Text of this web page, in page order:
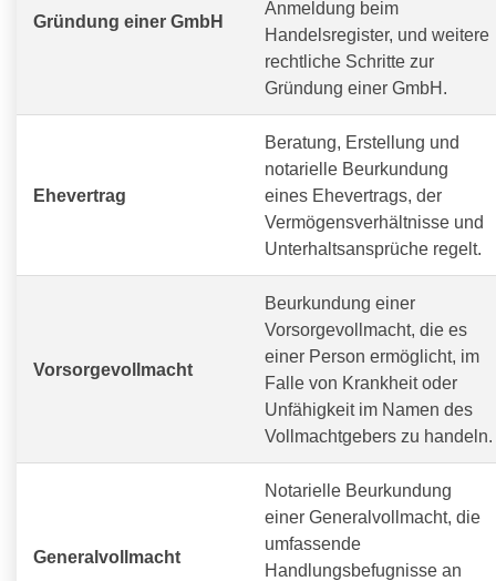
Gründung einer GmbH
Anmeldung beim
Handelsregister, und weitere
rechtliche Schritte zur
Gründung einer GmbH.
Ehevertrag
Beratung, Erstellung und
notarielle Beurkundung
eines Ehevertrags, der
Vermögensverhältnisse und
Unterhaltsansprüche regelt.
Vorsorgevollmacht
Beurkundung einer
Vorsorgevollmacht, die es
einer Person ermöglicht, im
Falle von Krankheit oder
Unfähigkeit im Namen des
Vollmachtgebers zu handeln.
Generalvollmacht
Notarielle Beurkundung
einer Generalvollmacht, die
umfassende
Handlungsbefugnisse an